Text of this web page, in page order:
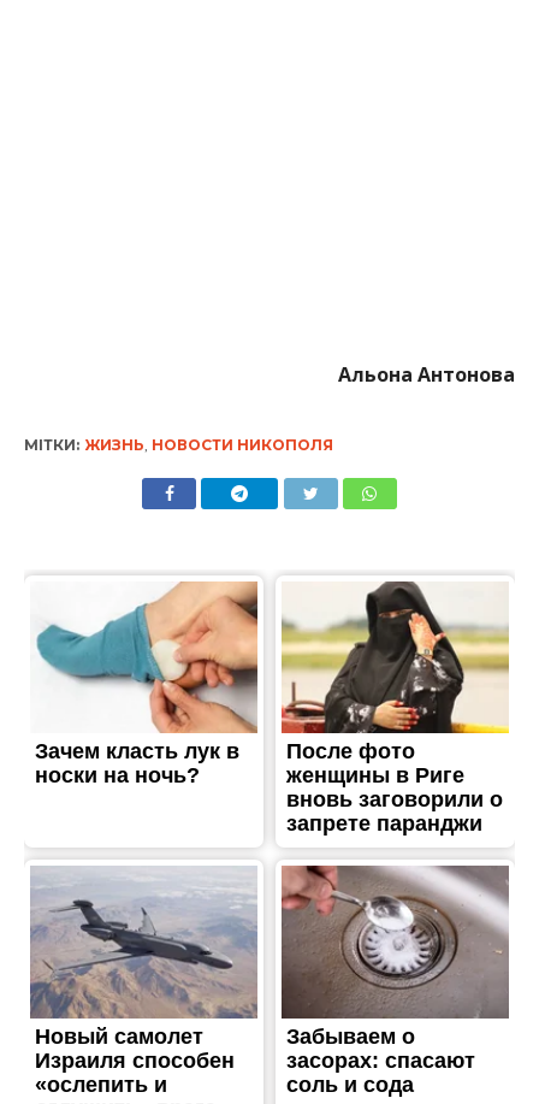
Альона Антонова
МІТКИ: ЖИЗНЬ, НОВОСТИ НИКОПОЛЯ